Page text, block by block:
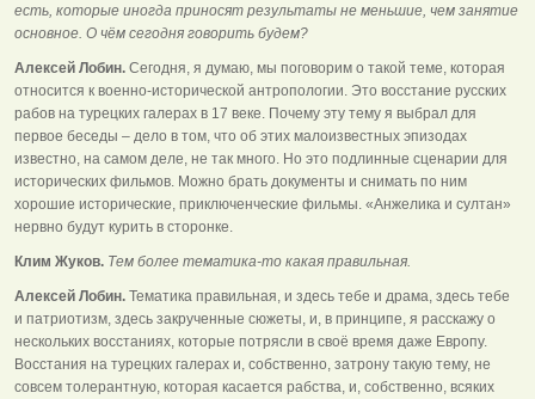
есть, которые иногда приносят результаты не меньшие, чем занятие
основное. О чём сегодня говорить будем?
Алексей Лобин. Сегодня, я думаю, мы поговорим о такой теме, которая
относится к военно-исторической антропологии. Это восстание русских
рабов на турецких галерах в 17 веке. Почему эту тему я выбрал для
первое беседы – дело в том, что об этих малоизвестных эпизодах
известно, на самом деле, не так много. Но это подлинные сценарии для
исторических фильмов. Можно брать документы и снимать по ним
хорошие исторические, приключенческие фильмы. «Анжелика и султан»
нервно будут курить в сторонке.
Клим Жуков. Тем более тематика-то какая правильная.
Алексей Лобин. Тематика правильная, и здесь тебе и драма, здесь тебе
и патриотизм, здесь закрученные сюжеты, и, в принципе, я расскажу о
нескольких восстаниях, которые потрясли в своё время даже Европу.
Восстания на турецких галерах и, собственно, затрону такую тему, не
совсем толерантную, которая касается рабства, и, собственно, всяких